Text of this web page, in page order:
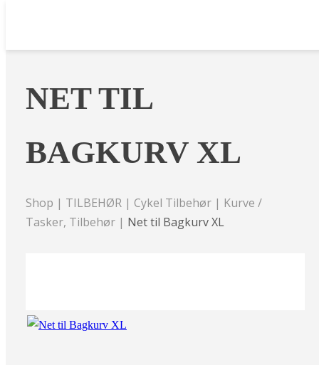
NET TIL
BAGKURV XL
Shop | TILBEHØR | Cykel Tilbehør | Kurve /
Tasker, Tilbehør | Net til Bagkurv XL